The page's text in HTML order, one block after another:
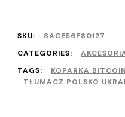
SKU:
8ACE56F80127
CATEGORIES:
TAGS:
KOPARKA BITCOIN
TŁUMACZ POLSKO